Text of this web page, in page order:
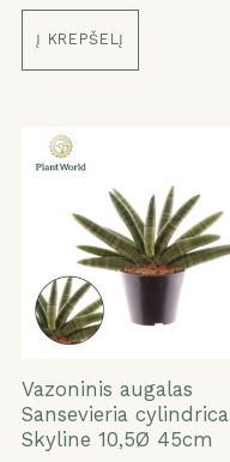
Į KREPŠELĮ
Vazoninis augalas
Sansevieria cylindrica
Skyline 10,5Ø 45cm